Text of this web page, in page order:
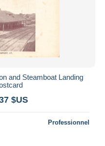
and Steamboat Landing
$US
Professionnel